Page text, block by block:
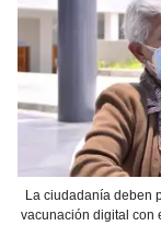
La ciudadanía deben
vacunación digital con